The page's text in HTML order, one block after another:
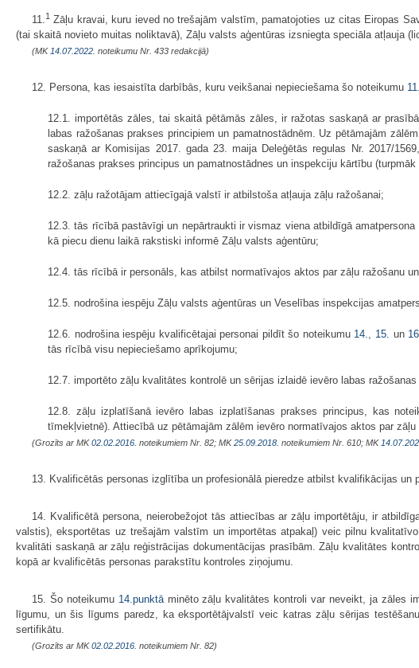
11. 1 Zāļu kravai, kuru ieved no trešajām valstīm, pamatojoties uz citas Eiropas
(tai skaitā novieto muitas noliktavā), Zāļu valsts aģentūras izsniegta speciāla atļauja
(MK 14.07.2022. noteikumu Nr. 433 redakcijā)
12. Persona, kas iesaistīta darbībās, kuru veikšanai nepieciešama šo noteikumu
12.1. importētās zāles, tai skaitā pētāmās zāles, ir ražotas saskaņā ar
labas ražošanas prakses principiem un pamatnostādnēm. Uz pētāmajām
saskaņā ar Komisijas 2017. gada 23. maija Deleģētās regulas Nr. 2017/
ražošanas prakses principus un pamatnostādnes un inspekciju kārtību
12.2. zāļu ražotājam attiecīgajā valstī ir atbilstoša atļauja zāļu ražošanai;
12.3. tās rīcībā pastāvīgi un nepārtraukti ir vismaz viena atbildīgā
kā piecu dienu laikā rakstiski informē Zāļu valsts aģentūru;
12.4. tās rīcībā ir personāls, kas atbilst normatīvajos aktos par zāļu ražošanu
12.5. nodrošina iespēju Zāļu valsts aģentūras un Veselības inspekcijas
12.6. nodrošina iespēju kvalificētajai personai pildīt šo noteikumu 14. 15. un
tās rīcībā visu nepieciešamo aprīkojumu;
12.7. importēto zāļu kvalitātes kontrolē un sērijas izlaidē ievēro labas
12.8. zāļu izplatīšanā ievēro labas izplatīšanas prakses principus, kas
tīmekļvietnē). Attiecībā uz pētāmajām zālēm ievēro normatīvajos aktos par
(Grozīts ar MK02.02.2016. noteikumiem Nr. 82; MK25.09.2018. noteikumiem Nr. 610; MK
13. Kvalificētās personas izglītība un profesionālā pieredze atbilst kvalifikācijas
14. Kvalificētā persona, neierobežojot tās attiecības ar zāļu importētāju, ir
valstis), eksportētas uz trešajām valstīm un importētas atpakaļ) veic pilnu
kvalitāti saskaņā ar zāļu reģistrācijas dokumentācijas prasībām. Zāļu kvalitātes
kopā ar kvalificētās personas parakstītu kontroles ziņojumu.
15. Šo noteikumu 14.punktāminēto zāļu kvalitātes kontroli var neveikt, ja zāles
līgumu, un šis līgums paredz, ka eksportētājvalstī veic katras zāļu sērijas
sertifikātu.
(Grozīts ar MK02.02.2016. noteikumiem Nr. 82)